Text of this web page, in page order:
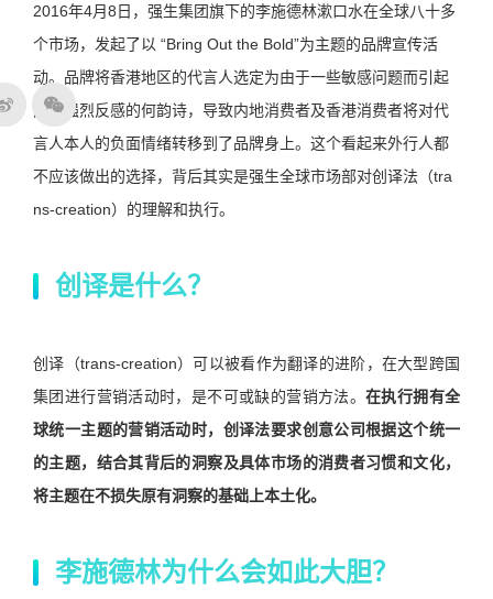
2016年4月8日，强生集团旗下的李施德林漱口水在全球八十多
个市场，发起了以 “Bring Out the Bold”为主题的品牌宣传活
动。品牌将香港地区的代言人选定为由于一些敏感问题而引起
网友强烈反感的何韵诗，导致内地消费者及香港消费者将对代
言人本人的负面情绪转移到了品牌身上。这个看起来外行人都
不应该做出的选择，背后其实是强生全球市场部对创译法（tra
ns-creation）的理解和执行。
创译是什么？
创译（trans-creation）可以被看作为翻译的进阶，在大型跨国
集团进行营销活动时，是不可或缺的营销方法。在执行拥有全
球统一主题的营销活动时，创译法要求创意公司根据这个统一
的主题，结合其背后的洞察及具体市场的消费者习惯和文化，
将主题在不损失原有洞察的基础上本土化。
李施德林为什么会如此大胆？